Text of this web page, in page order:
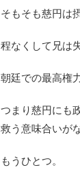
そもそも慈円は
程なくして兄は
朝廷での最高権
つまり慈円にも
救う意味合いが
もうひとつ。